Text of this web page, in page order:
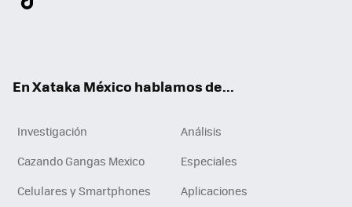
En Xataka México hablamos de...
Investigación
Análisis
Cazando Gangas Mexico
Especiales
Celulares y Smartphones
Aplicaciones